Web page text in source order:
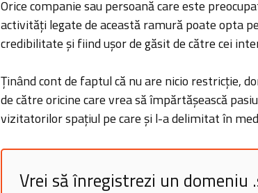
Orice companie sau persoană care este
activități legate de această ramură poate opta
credibilitate și fiind ușor de găsit de către cei
Ținând cont de faptul că nu are nicio restricție,
de către oricine care vrea să împărtășească
vizitatorilor spațiul pe care și l-a delimitat în
Vrei să înregistrezi un domeniu